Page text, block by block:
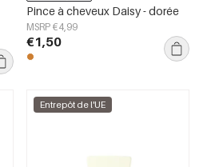
Pince à cheveux Daisy - dorée
MSRP €4,99
€1,50
Entrepôt de l'UE